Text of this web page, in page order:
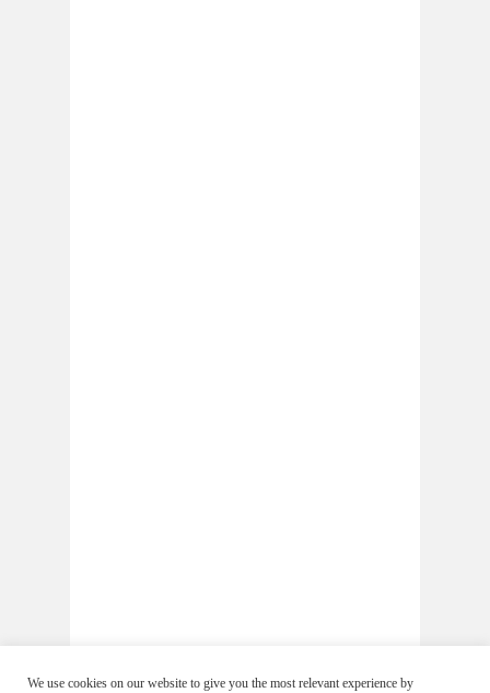
We use cookies on our website to give you the most relevant experience by